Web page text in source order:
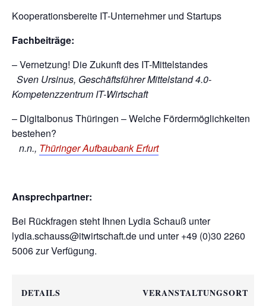
Kooperationsbereite IT-Unternehmer und Startups
Fachbeiträge:
– Vernetzung! Die Zukunft des IT-Mittelstandes
Sven Ursinus, Geschäftsführer Mittelstand 4.0-
Kompetenzzentrum IT-Wirtschaft
– Digitalbonus Thüringen – Welche Fördermöglichkeiten
bestehen?
n.n., Thüringer Aufbaubank Erfurt
Ansprechpartner:
Bei Rückfragen steht Ihnen Lydia Schauß unter
lydia.schauss@itwirtschaft.de und unter +49 (0)30 2260
5006 zur Verfügung.
DETAILS VERANSTALTUNGSORT